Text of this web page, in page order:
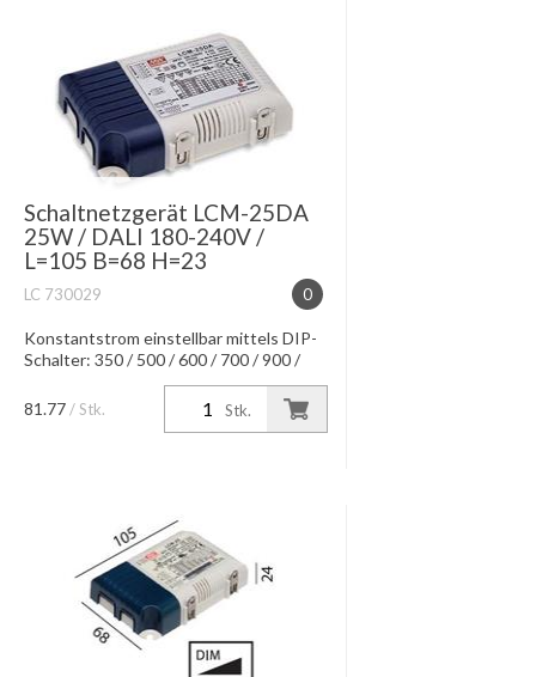
Schaltnetzgerät LCM-25DA
25W / DALI 180-240V /
L=105 B=68 H=23
0
LC 730029
Konstantstrom einstellbar mittels DIP-
Schalter: 350 / 500 / 600 / 700 / 900 /
1050 mA IP20, Dimmung DALI-
Interface, Push Dimming-Funktion
Wirkungsgrad: 91 % max. Leitungs...
Stk.
81.77 / Stk.